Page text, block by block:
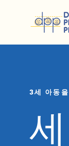
3세 아동